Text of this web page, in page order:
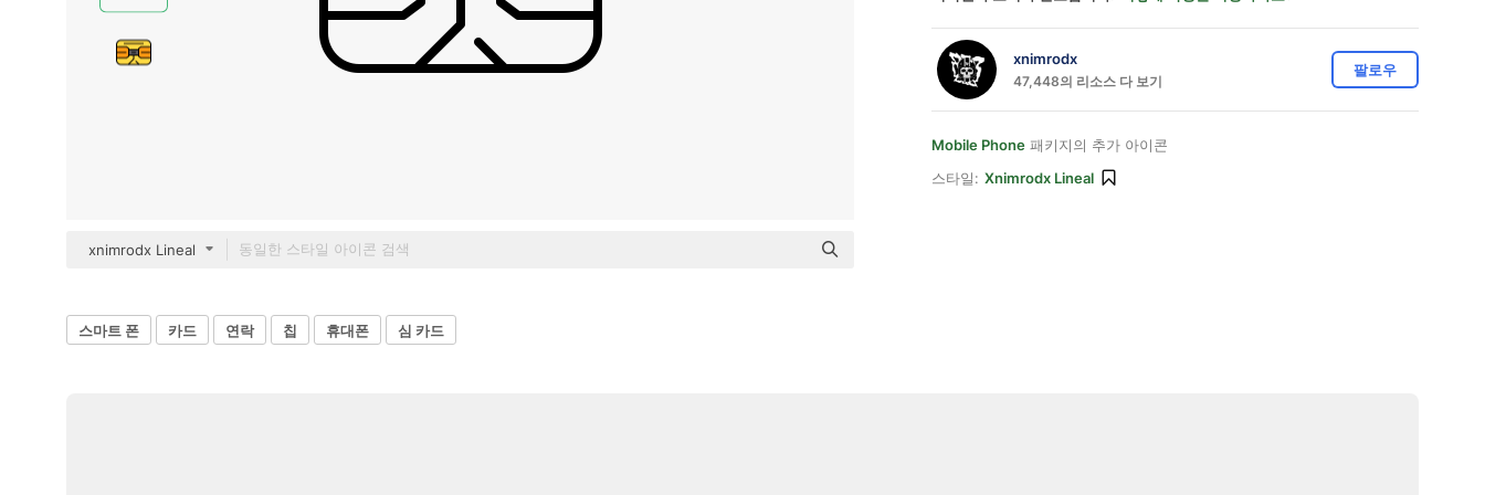
xnimrodx Lineal
xnimrodx
47,448의 리소스 다 보기
팔로우
Mobile Phone 패키지의 추가 아이콘
스타일: Xnimrodx Lineal
스마트 폰 카드 연락 칩 휴대폰 심 카드